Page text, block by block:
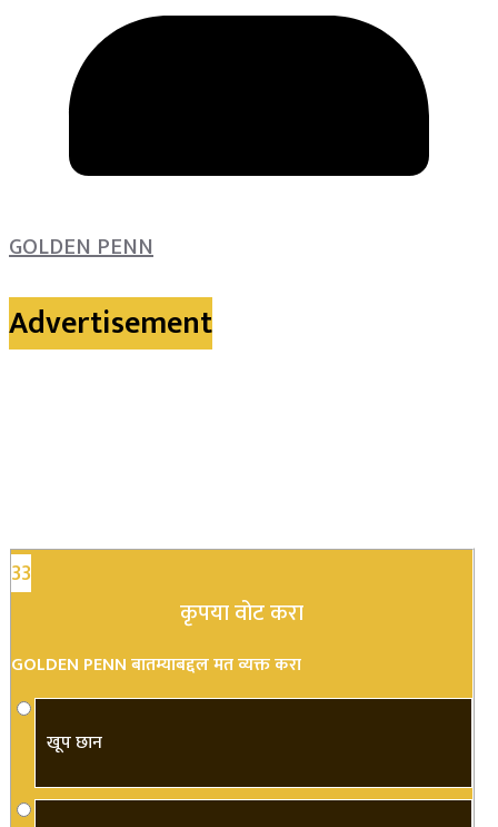
GOLDEN PENN
Advertisement
33
कृपया वोट करा
GOLDEN PENN बातम्याबद्दल मत व्यक्त करा
खूप छान